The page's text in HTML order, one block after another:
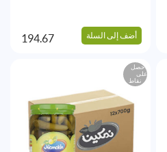
أضف إلى السلة 194.67
احصل
على
نقاط